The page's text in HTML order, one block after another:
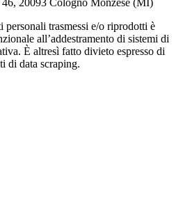
personali trasmessi e/o riprodotti è
all’addestramento di sistemi di
È altresì fatto divieto espresso di
di data scraping.